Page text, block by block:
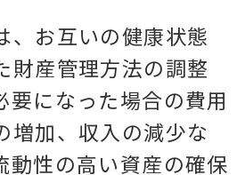
、お互いの健康状態
財産管理方法の調整
要になった場合の費用
増加、収入の減少な
動性の高い資産の確保